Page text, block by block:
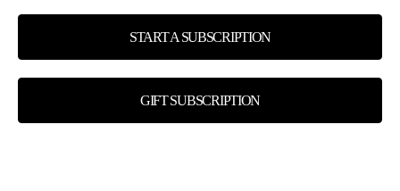
START A SUBSCRIPTION
GIFT SUBSCRIPTION